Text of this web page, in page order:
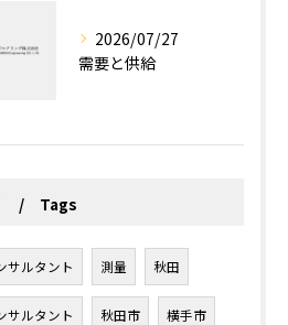
2026/07/27
需要と供給
Tags
サルタント 測量 秋田
サルタント 秋田市 横手市